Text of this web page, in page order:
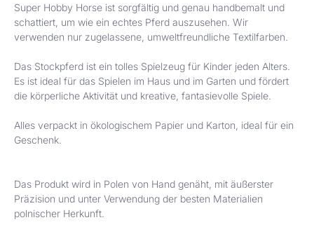
Super Hobby Horse ist sorgfältig und genau handbemalt und
schattiert, um wie ein echtes Pferd auszusehen. Wir
verwenden nur zugelassene, umweltfreundliche Textilfarben.
Das Stockpferd ist ein tolles Spielzeug für Kinder jeden Alters.
Es ist ideal für das Spielen im Haus und im Garten und fördert
die körperliche Aktivität und kreative, fantasievolle Spiele.
Alles verpackt in ökologischem Papier und Karton, ideal für ein
Geschenk.
Das Produkt wird in Polen von Hand genäht, mit äußerster
Präzision und unter Verwendung der besten Materialien
polnischer Herkunft.